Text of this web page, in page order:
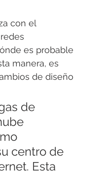
con el
es probable
manera, es
de diseño
de
centro de
Esta